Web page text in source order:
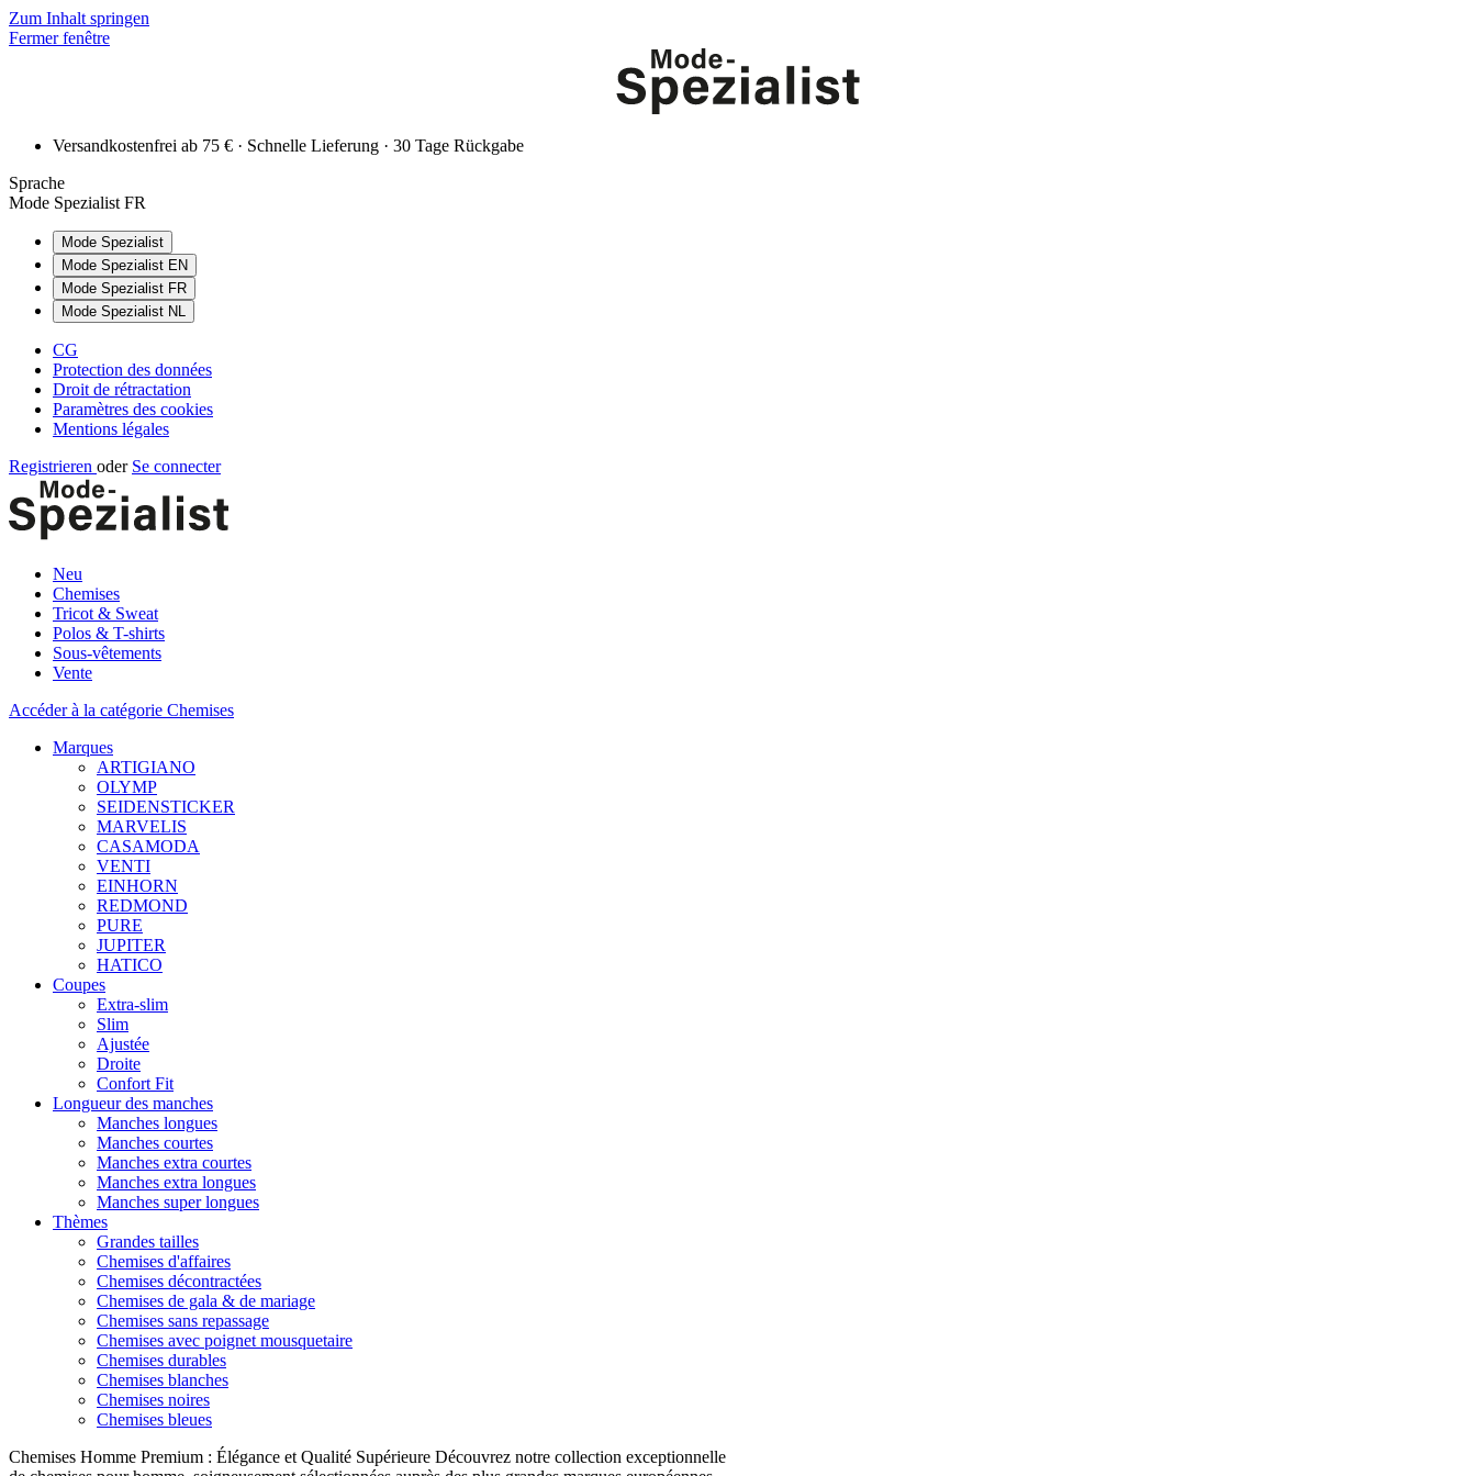
Zum Inhalt springen
Fermer fenêtre
Versandkostenfrei ab 75 € · Schnelle Lieferung · 30 Tage Rückgabe
Sprache
Mode Spezialist FR
Mode Spezialist
Mode Spezialist EN
Mode Spezialist FR
Mode Spezialist NL
CG
Protection des données
Droit de rétractation
Paramètres des cookies
Mentions légales
Registrieren oder Se connecter
Neu
Chemises
Tricot & Sweat
Polos & T-shirts
Sous-vêtements
Vente
Accéder à la catégorie Chemises
Marques
ARTIGIANO
OLYMP
SEIDENSTICKER
MARVELIS
CASAMODA
VENTI
EINHORN
REDMOND
PURE
JUPITER
HATICO
Coupes
Extra-slim
Slim
Ajustée
Droite
Confort Fit
Longueur des manches
Manches longues
Manches courtes
Manches extra courtes
Manches extra longues
Manches super longues
Thèmes
Grandes tailles
Chemises d'affaires
Chemises décontractées
Chemises de gala & de mariage
Chemises sans repassage
Chemises avec poignet mousquetaire
Chemises durables
Chemises blanches
Chemises noires
Chemises bleues
Chemises Homme Premium : Élégance et Qualité Supérieure Découvrez notre collection exceptionnelle